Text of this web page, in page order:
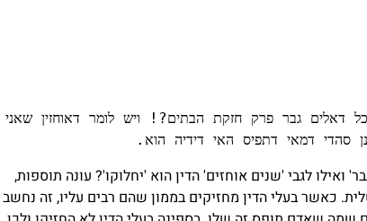
סהדי דמאי דתפיס האי דידיה הוא.
לגבי 'שנים אוחזים' הדין הוא 'יחלוקו'? עונה תוספות,
כאשר בעלי הדין מחזיקים בממון שהם רבים עליו, זה נחשב